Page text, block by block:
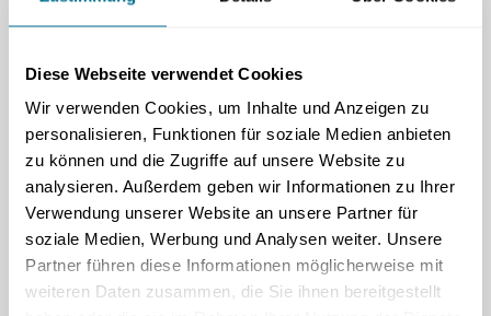
Diese Webseite verwendet Cookies
Wir verwenden Cookies, um Inhalte und Anzeigen zu
personalisieren, Funktionen für soziale Medien anbieten
zu können und die Zugriffe auf unsere Website zu
analysieren. Außerdem geben wir Informationen zu Ihrer
Verwendung unserer Website an unsere Partner für
soziale Medien, Werbung und Analysen weiter. Unsere
Partner führen diese Informationen möglicherweise mit
weiteren Daten zusammen, die Sie ihnen bereitgestellt
G-CAR Webseite
G-CAR 19. APRIL 2022 NEUIGKEITEN
Wir freuen uns sehr Ihnen unsere Website mit allen
Infos zum Register, Studienprotokoll, aktuelle Daten zu
den eingeschlossenen Patient*innen und Kontaktinfos
anbieten zu können.